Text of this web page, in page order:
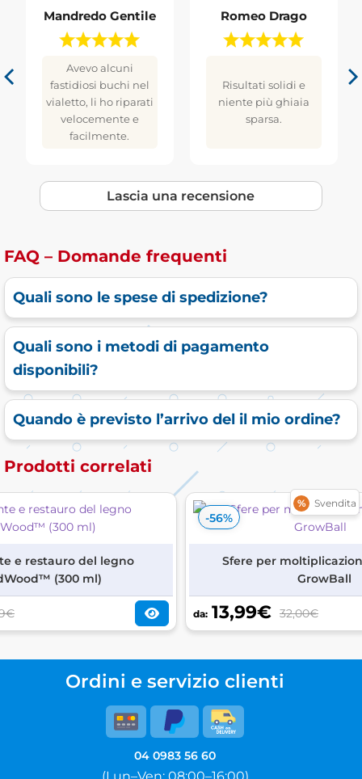
Mandredo Gentile
Avevo alcuni
fastidiosi buchi nel
vialetto, li ho riparati
velocemente e
facilmente.
Romeo Drago
Risultati solidi e
niente più ghiaia
sparsa.
Lascia una recensione
FAQ – Domande frequenti
Quali sono le spese di spedizione?
Quali sono i metodi di pagamento
disponibili?
Quando è previsto l’arrivo del il mio ordine?
Prodotti correlati
e restauro del legno
(300 ml)
% Svendita
Sfere per
GrowBall
da: 13,99€ 32,00€
-56%
Ordini e servizio clienti
04 0983 56 60